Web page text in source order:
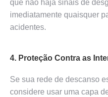
que não haja sinais de
imediatamente quaisquer
acidentes.
4. Proteção Contra as
Se sua rede de descanso
considere usar uma capa